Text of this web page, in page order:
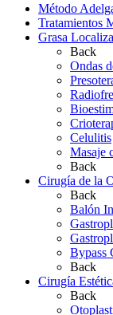
Método
Tratamientos
Grasa
Back
Ondas
Celulitis
Masaje
Back
Cirugía de la
Back
Balón
Bypass
Back
Cirugía
Back